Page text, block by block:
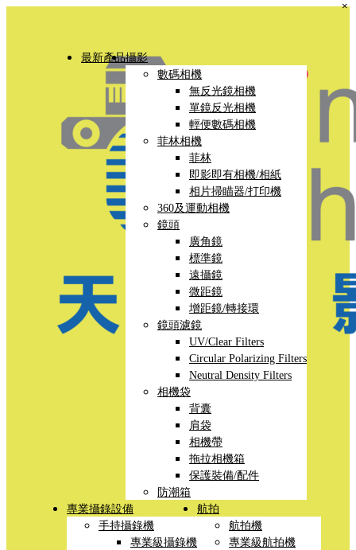
最新產品攝影
數碼相機
無反光鏡相機
單鏡反光相機
輕便數碼相機
菲林相機
菲林
即影即有相機/相紙
相片掃瞄器/打印機
360及運動相機
鏡頭
廣角鏡
標準鏡
遠攝鏡
微距鏡
增距鏡/轉接環
鏡頭濾鏡
UV/Clear Filters
Circular Polarizing Filters
Neutral Density Filters
相機袋
背囊
肩袋
相機帶
拖拉相機箱
保護裝備/配件
防潮箱
專業攝錄設備
手持攝錄機
專業級攝錄機
航拍
航拍機
專業級航拍機
×